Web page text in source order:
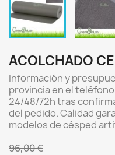
ACOLCHADO
Información y
provincia en el teléfono
24/48/72h tras
del pedido. Calidad
modelos de césped
96,00 €